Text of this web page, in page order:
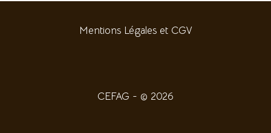
Mentions Légales et CGV
CEFAG - © 2026